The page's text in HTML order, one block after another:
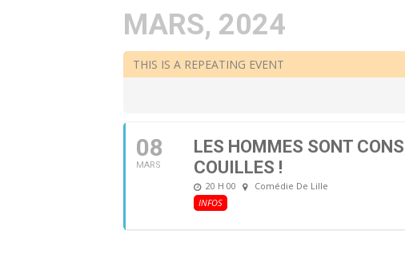
MARS, 2024
THIS IS A REPEATING EVENT
08
MARS
LES HOMMES SONT
COUILLES !
20 H 00
Comédie De Lille
INFOS